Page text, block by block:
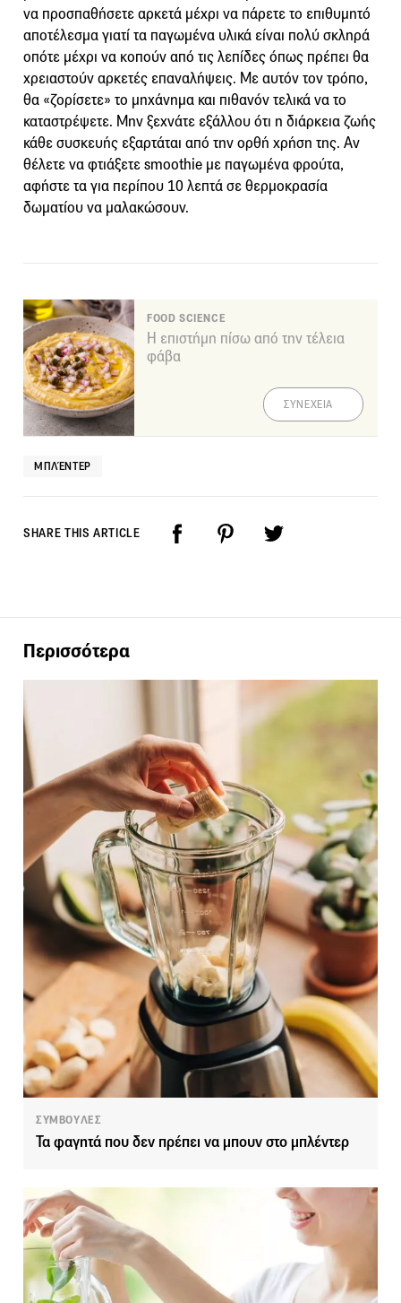
να προσπαθήσετε αρκετά μέχρι να πάρετε το επιθυμητό
αποτέλεσμα γιατί τα παγωμένα υλικά είναι πολύ σκληρά
οπότε μέχρι να κοπούν από τις λεπίδες όπως πρέπει θα
χρειαστούν αρκετές επαναλήψεις. Με αυτόν τον τρόπο,
θα «ζορίσετε» το μηχάνημα και πιθανόν τελικά να το
καταστρέψετε. Μην ξεχνάτε εξάλλου ότι η διάρκεια ζωής
κάθε συσκευής εξαρτάται από την ορθή χρήση της. Αν
θέλετε να φτιάξετε smoothie με παγωμένα φρούτα,
αφήστε τα για περίπου 10 λεπτά σε θερμοκρασία
δωματίου να μαλακώσουν.
FOOD SCIENCE
Η επιστήμη πίσω από την τέλεια
φάβα
ΣΥΝΕΧΕΙΑ
ΜΠΛΈΝΤΕΡ
SHARE THIS ARTICLE
Περισσότερα
ΣΥΜΒΟΥΛΕΣ
Τα φαγητά που δεν πρέπει να μπουν στο μπλέντερ